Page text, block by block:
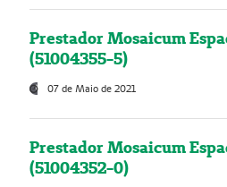
Prestador Mosaicum
(51004355-5)
07 de Maio de 2021
Prestador Mosaicum
(51004352-0)